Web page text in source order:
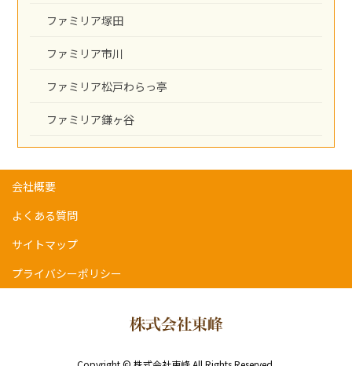
ファミリア塚田
ファミリア市川
ファミリア松戸わらっ亭
ファミリア鎌ヶ谷
会社概要
よくある質問
サイトマップ
プライバシーポリシー